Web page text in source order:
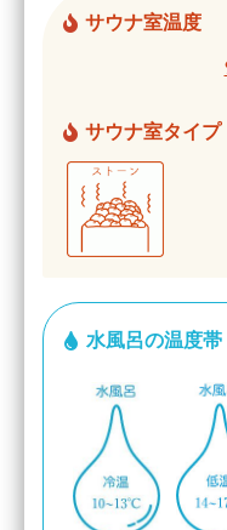
サウナ室温度
サウナ室タイプ
水風呂の温度帯